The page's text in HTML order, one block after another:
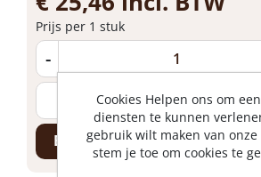
Prijs per 1 stuk
-
Bestel nu!
Cookies Helpen ons om
diensten te kunnen
gebruik wilt maken van
stem je toe om cookies te